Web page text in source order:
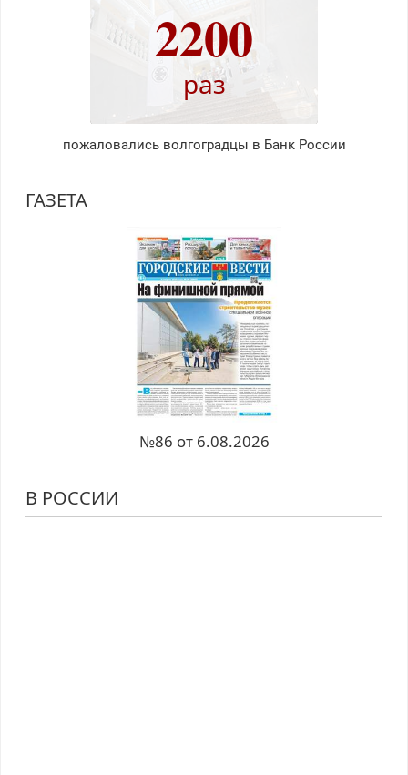
2200
раз
пожаловались волгоградцы в Банк России
ГАЗЕТА
№86 от 6.08.2026
В РОССИИ